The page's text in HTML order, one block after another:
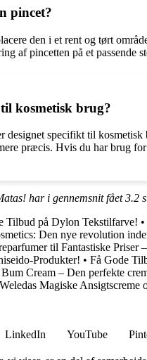
pincet?
den i et rent og tørt
af pincetten på et passende
kosmetisk brug?
designet specifikt til
præcis. Hvis du har brug
har i gennemsnit fået3.2
Tilbud på Dylon Tekstilfarve! •
Den nye revolution
til Fantastiske Priser
Produkter! • Få Gode
Cream – Den perfekte
Magiske Ansigtscreme
LinkedIn YouTube